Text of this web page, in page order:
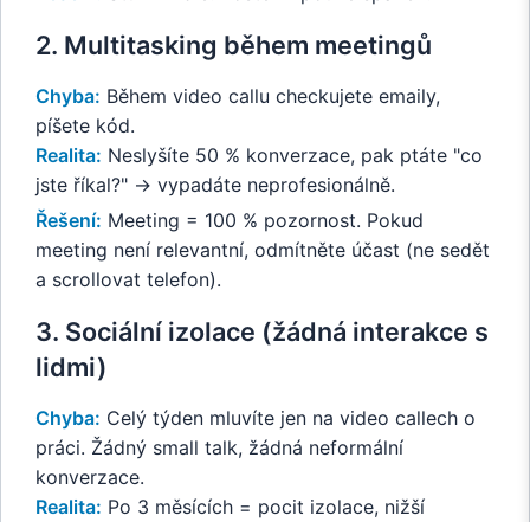
2. Multitasking během meetingů
Chyba: Během video callu checkujete emaily,
píšete kód.
Realita: Neslyšíte 50 % konverzace, pak ptáte "co
jste říkal?" → vypadáte neprofesionálně.
Řešení: Meeting = 100 % pozornost. Pokud
meeting není relevantní, odmítněte účast (ne sedět
a scrollovat telefon).
3. Sociální izolace (žádná interakce s
lidmi)
Chyba: Celý týden mluvíte jen na video callech o
práci. Žádný small talk, žádná neformální
konverzace.
Realita: Po 3 měsících = pocit izolace, nižší